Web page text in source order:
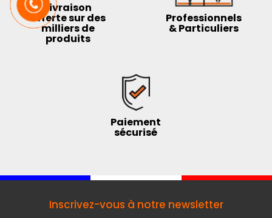
Livraison
offerte sur des
milliers de
produits
Professionnels
& Particuliers
Paiement
sécurisé
Inscrivez-vous à notre newsletter